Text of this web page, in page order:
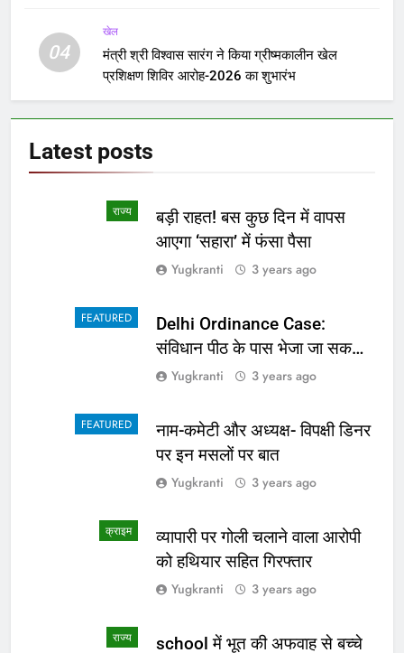
04
खेल
मंत्री श्री विश्वास सारंग ने किया ग्रीष्मकालीन खेल
प्रशिक्षण शिविर आरोह-2026 का शुभारंभ
Latest posts
राज्य
बड़ी राहत! बस कुछ दिन में वापस
आएगा ‘सहारा’ में फंसा पैसा
Yugkranti 3 years ago
FEATURED
Delhi Ordinance Case:
संविधान पीठ के पास भेजा जा सकता
है अध्यादेश का मामला
Yugkranti 3 years ago
FEATURED
नाम-कमेटी और अध्यक्ष- विपक्षी डिनर
पर इन मसलों पर बात
Yugkranti 3 years ago
क्राइम
व्यापारी पर गोली चलाने वाला आरोपी
को हथियार सहित गिरफ्तार
Yugkranti 3 years ago
राज्य school में भूत की अफवाह से बच्चे